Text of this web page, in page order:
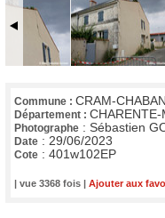
Commune : CRAM-CHABAN
Département :
Photographe : Sébastien
Date : 29/06/2023
Cote : 401w102EP
| vue 3368 fois | Ajouter aux